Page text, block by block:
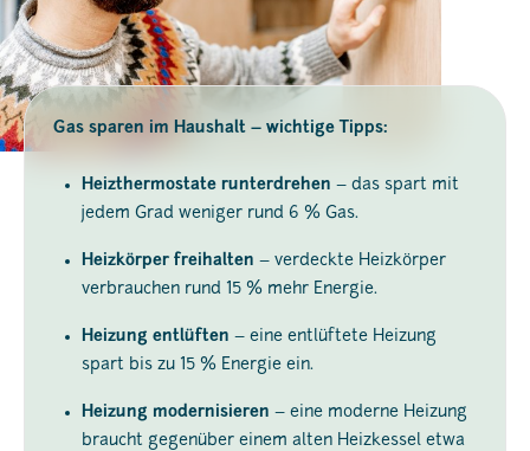
Gas sparen im Haushalt – wichtige Tipps:
Heizthermostate runterdrehen – das spart mit
jedem Grad weniger rund 6 % Gas.
Heizkörper freihalten – verdeckte Heizkörper
verbrauchen rund 15 % mehr Energie.
Heizung entlüften – eine entlüftete Heizung
spart bis zu 15 % Energie ein.
Heizung modernisieren – eine moderne Heizung
braucht gegenüber einem alten Heizkessel etwa